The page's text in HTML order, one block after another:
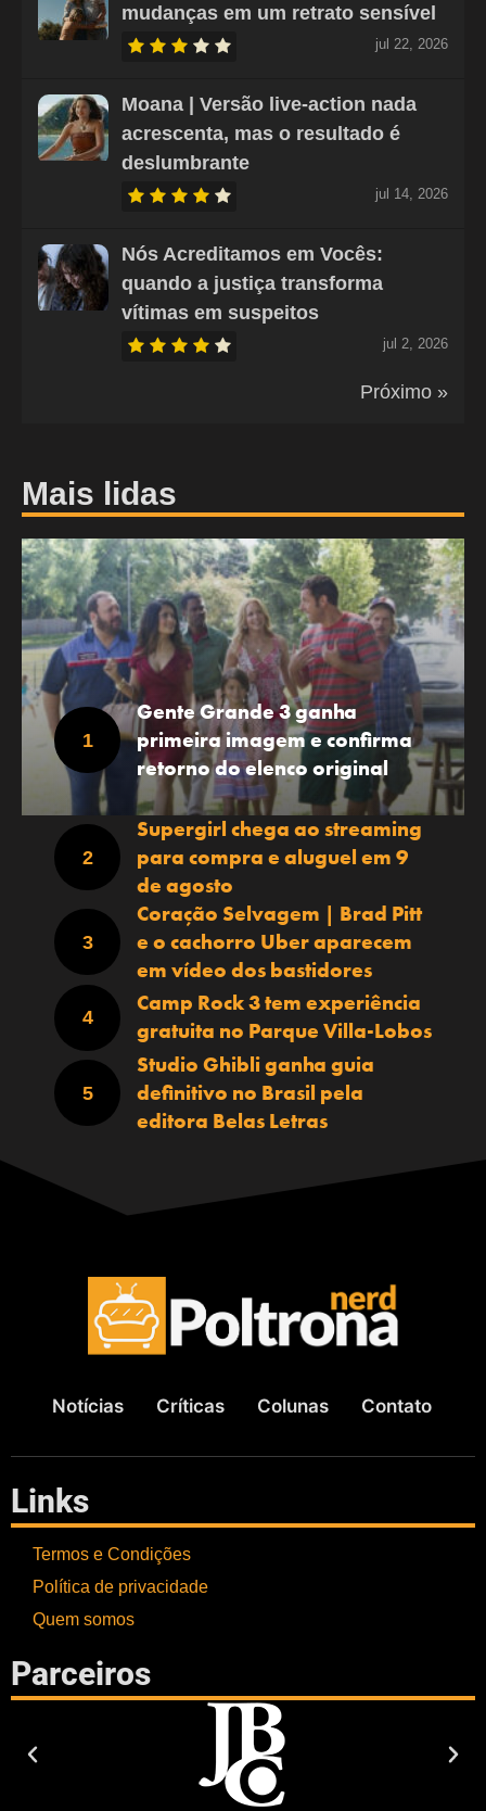
mudanças em um retrato sensível
jul 22, 2026
Moana | Versão live-action nada
acrescenta, mas o resultado é
deslumbrante
jul 14, 2026
Nós Acreditamos em Vocês:
quando a justiça transforma
vítimas em suspeitos
jul 2, 2026
Próximo »
Mais lidas
Gente Grande 3 ganha
primeira imagem e confirma
retorno do elenco original
Supergirl chega ao streaming
para compra e aluguel em 9
de agosto
Coração Selvagem | Brad Pitt
e o cachorro Uber aparecem
em vídeo dos bastidores
Camp Rock 3 tem experiência
gratuita no Parque Villa-Lobos
Studio Ghibli ganha guia
definitivo no Brasil pela
editora Belas Letras
Notícias Críticas Colunas Contato
Links
Termos e Condições
Política de privacidade
Quem somos
Parceiros